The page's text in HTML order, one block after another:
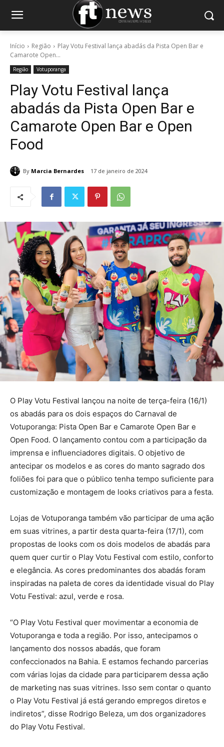
Início Região
Play Votu Festival lança abadás da Pista Open Bar e
Camarote Open...
Região Votuporanga
Play Votu Festival lança
abadás da Pista Open Bar e
Camarote Open Bar e Open
Food
By Marcia Bernardes 17 de janeiro de 2024
O Play Votu Festival lançou na noite de terça-feira (16/1)
os abadás para os dois espaços do Carnaval de
Votuporanga: Pista Open Bar e Camarote Open Bar e
Open Food. O lançamento contou com a participação da
imprensa e influenciadores digitais. O objetivo de
antecipar os modelos e as cores do manto sagrado dos
foliões foi para que o público tenha tempo suficiente para
customização e montagem de looks criativos para a festa.
Lojas de Votuporanga também vão participar de uma ação
em suas vitrines, a partir desta quarta-feira (17/1), com
propostas de looks com os dois modelos de abadás para
quem quer curtir o Play Votu Festival com estilo, conforto
e elegância. As cores predominantes dos abadás foram
inspiradas na paleta de cores da identidade visual do Play
Votu Festival: azul, verde e rosa.
“O Play Votu Festival quer movimentar a economia de
Votuporanga e toda a região. Por isso, antecipamos o
lançamento dos nossos abadás, que foram
confeccionados na Bahia. E estamos fechando parcerias
com várias lojas da cidade para participarem dessa ação
de marketing nas suas vitrines. Isso sem contar o quanto
o Play Votu Festival já está gerando empregos diretos e
indiretos”, disse Rodrigo Beleza, um dos organizadores
do Play Votu Festival.